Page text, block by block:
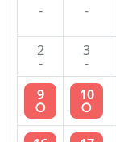
-
-
2
-
3
-
9
○
10
○